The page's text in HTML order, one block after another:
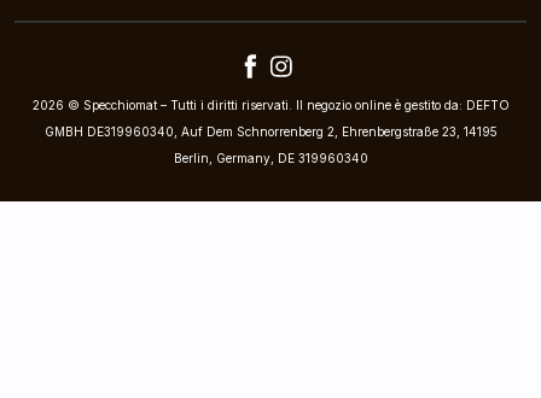
2026 © Specchiomat – Tutti i diritti riservati. Il negozio online è gestito da: DEFTO
GMBH DE319960340, Auf Dem Schnorrenberg 2, Ehrenbergstraße 23, 14195
Berlin, Germany, DE 319960340